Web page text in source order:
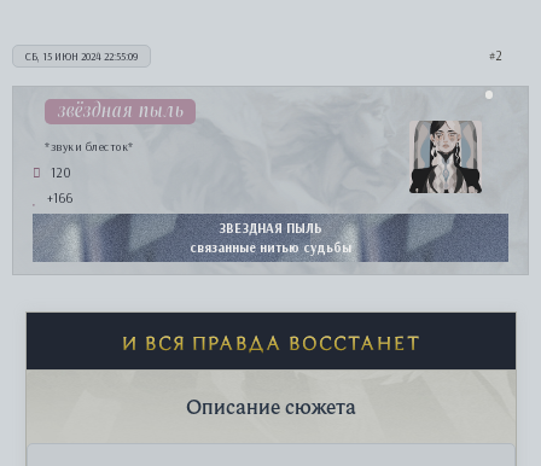
2
СБ, 15 ИЮН 2024 22:55:09
звёздная пыль
*звуки блесток*
120
+166
ЗВЕЗДНАЯ ПЫЛЬ
связанные нитью судьбы
И ВСЯ ПРАВДА ВОССТАНЕТ
Описание сюжета